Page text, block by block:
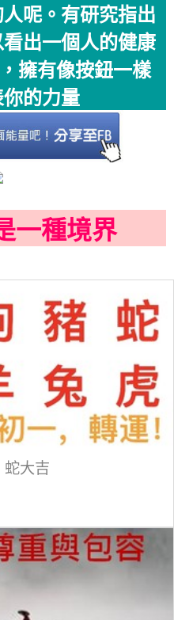
呢。有研究指出
出一個人的健康
擁有像按鈕一樣
的力量
一種境界
蛇大吉